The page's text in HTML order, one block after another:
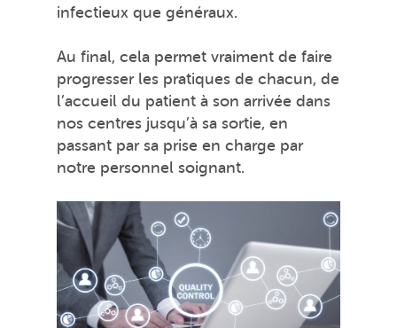
infectieux que généraux.
Au final, cela permet vraiment de faire
progresser les pratiques de chacun, de
l’accueil du patient à son arrivée dans
nos centres jusqu’à sa sortie, en
passant par sa prise en charge par
notre personnel soignant.